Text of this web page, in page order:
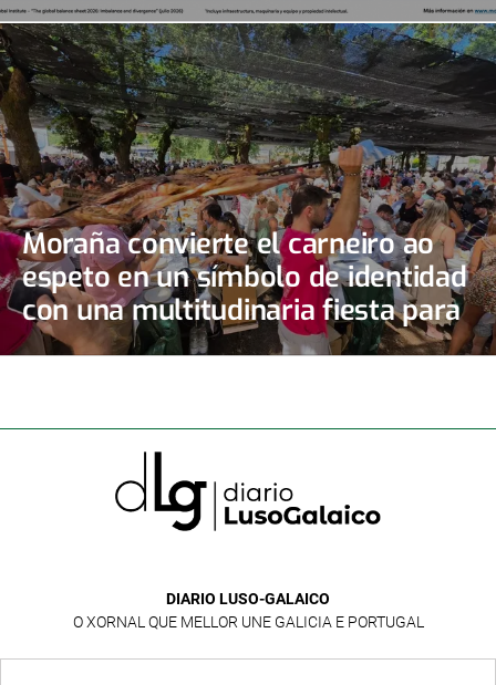
papel”
Moraña convierte el carneiro ao
espeto en un símbolo de identidad
con una multitudinaria fiesta para
3.500 comensales
DIARIO LUSO-GALAICO
O XORNAL QUE MELLOR UNE GALICIA E PORTUGAL